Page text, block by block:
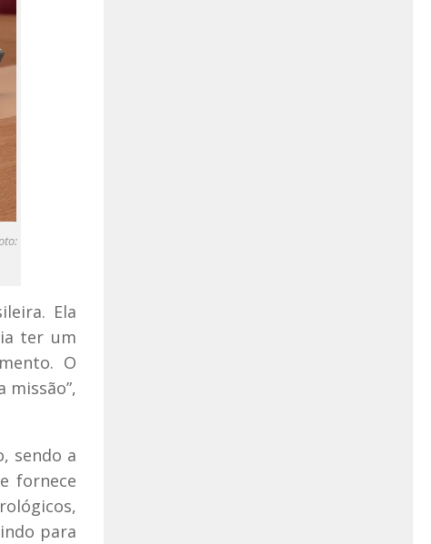
Ela
ter um
O
missão”,
sendo a
fornece
para